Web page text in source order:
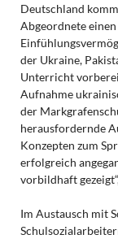
Deutschland
Abgeordnete
der Ukraine,
Unterricht
Aufnahme
der
herausfordernde
Konzepten zum
erfolgreich
vorbildhaft
Im Austausch mit